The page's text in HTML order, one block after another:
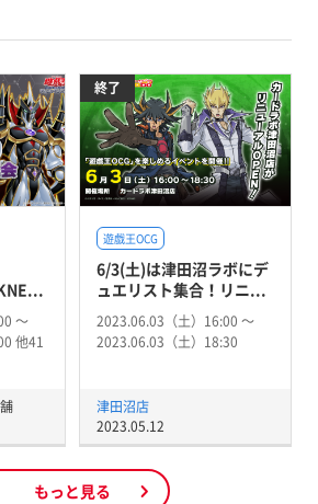
〜
他41
終了
遊戯王OCG
6/3(土)は津田沼ラボにデ
ュエリスト集合！リニ...
2023.06.03（土）16:00 〜
2023.06.03（土）18:30
津田沼店
2023.05.12
もっと見る